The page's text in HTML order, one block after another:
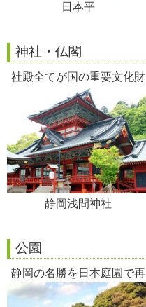
日本平
神社・仏閣
社殿全てが国の重要文化財
静岡浅間神社
公園
静岡の名勝を日本庭園で再
現